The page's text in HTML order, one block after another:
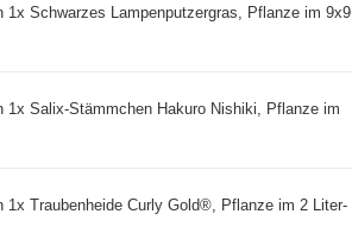
1x Schwarzes Lampenputzergras, Pflanze im 9x9
1x Salix-Stämmchen Hakuro Nishiki, Pflanze im
1x Traubenheide Curly Gold®, Pflanze im 2 Liter-